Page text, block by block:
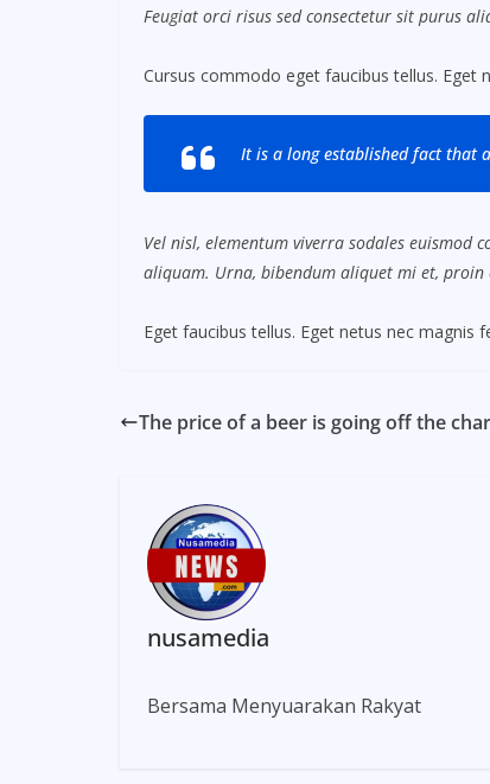
Feugiat orci risus sed consectetur sit purus
Cursus commodo eget faucibus tellus.
It is a long established fact that
Vel nisl, elementum viverra sodales
aliquam. Urna, bibendum aliquet mi et, proin
Eget faucibus tellus. Eget netus nec
The price of a beer is going off the
nusamedia
Bersama Menyuarakan Rakyat